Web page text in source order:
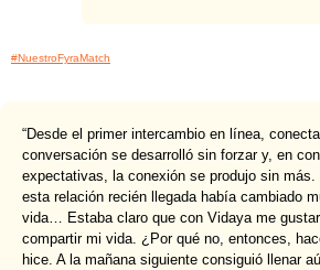
#NuestroFyraMatch
“Desde el primer intercambio en línea,
conversación se desarrolló sin forzar y, en
expectativas, la conexión se produjo sin
esta relación recién llegada había cambiado
vida… Estaba claro que con Vidaya me
compartir mi vida. ¿Por qué no, entonces,
hice. A la mañana siguiente consiguió llenar